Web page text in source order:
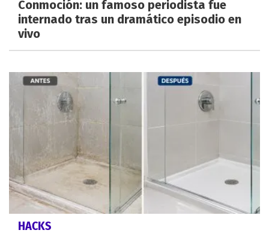
Conmoción: un famoso periodista fue
internado tras un dramático episodio en
vivo
HACKS